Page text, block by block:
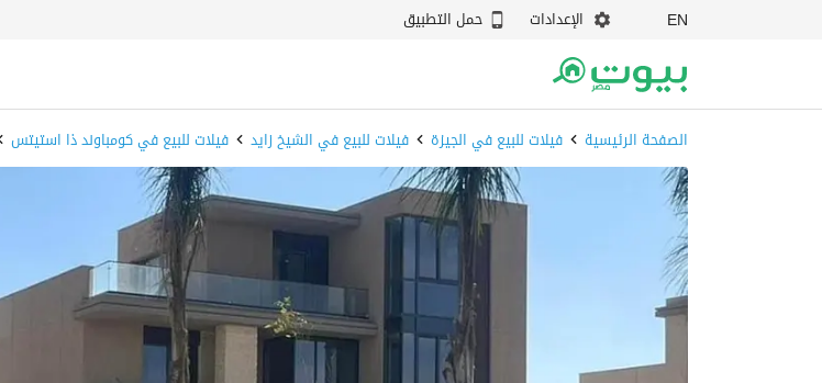
EN الإعدادات حمل التطبيق
الصفحة الرئيسية فيلات للبيع في الجيزة فيلات للبيع في الشيخ زايد فيلات للبيع في كومباوند ذا استيتس